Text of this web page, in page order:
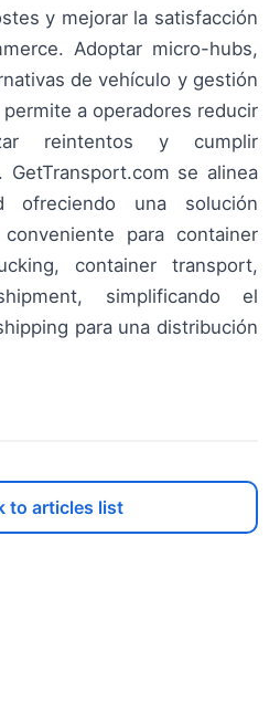
y mejorar la satisfacción
Adoptar micro-hubs,
de vehículo y gestión
a operadores reducir
reintentos y cumplir
GetTransport.com se alinea
ofreciendo una solución
para container
container transport,
simplificando el
para una distribución
to articles list